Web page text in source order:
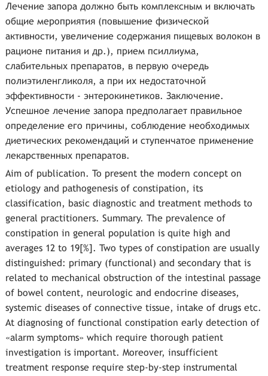
Лечение запора должно быть комплексным и включать
общие мероприятия (повышение физической
активности, увеличение содержания пищевых волокон в
рационе питания и др.), прием псиллиума,
слабительных препаратов, в первую очередь
полиэтиленгликоля, а при их недостаточной
эффективности - энтерокинетиков. Заключение.
Успешное лечение запора предполагает правильное
определение его причины, соблюдение необходимых
диетических рекомендаций и ступенчатое применение
лекарственных препаратов.
Aim of publication. To present the modern concept on
etiology and pathogenesis of constipation, its
classification, basic diagnostic and treatment methods to
general practitioners. Summary. The prevalence of
constipation in general population is quite high and
averages 12 to 19[%]. Two types of constipation are usually
distinguished: primary (functional) and secondary that is
related to mechanical obstruction of the intestinal passage
of bowel content, neurologic and endocrine diseases,
systemic diseases of connective tissue, intake of drugs etc.
At diagnosing of functional constipation early detection of
«alarm symptoms» which require thorough patient
investigation is important. Moreover, insufficient
treatment response require step-by-step instrumental